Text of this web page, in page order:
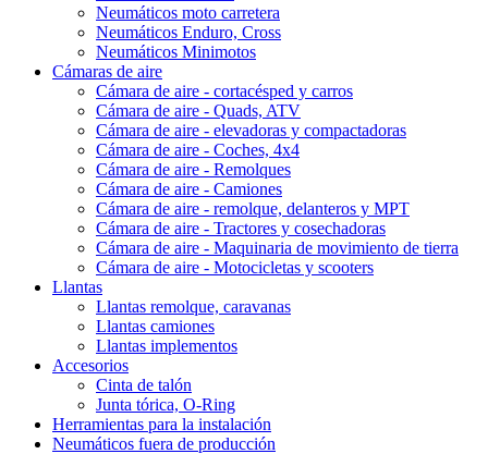
Neumáticos moto carretera
Neumáticos Enduro, Cross
Neumáticos Minimotos
Cámaras de aire
Cámara de aire - cortacésped y carros
Cámara de aire - Quads, ATV
Cámara de aire - elevadoras y compactadoras
Cámara de aire - Coches, 4x4
Cámara de aire - Remolques
Cámara de aire - Camiones
Cámara de aire - remolque, delanteros y MPT
Cámara de aire - Tractores y cosechadoras
Cámara de aire - Maquinaria de movimiento de tierra
Cámara de aire - Motocicletas y scooters
Llantas
Llantas remolque, caravanas
Llantas camiones
Llantas implementos
Accesorios
Cinta de talón
Junta tórica, O-Ring
Herramientas para la instalación
Neumáticos fuera de producción